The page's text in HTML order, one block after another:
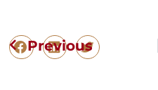
Previous